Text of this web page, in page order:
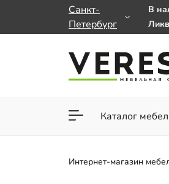
Санкт-
Петербург
В
Каталог
Интернет-магазин